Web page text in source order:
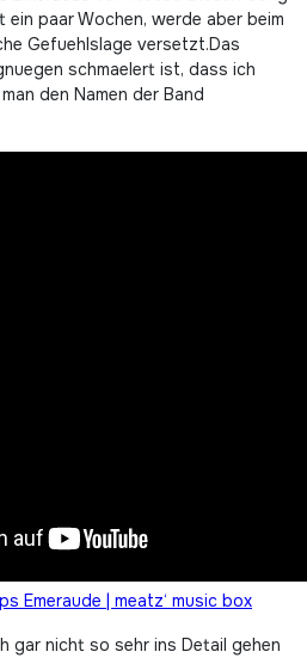
ein paar Wochen, werde aber beim
Gefuehlslage versetzt.Das
schmaelert ist, dass ich
den Namen der Band
Emeraude | meatz‘ music box
gar nicht so sehr ins Detail gehen